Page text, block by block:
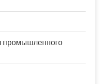
промышленного